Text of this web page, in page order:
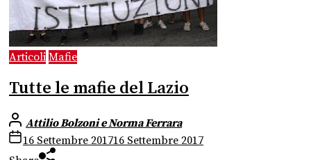
Articoli Mafie
Tutte le mafie del Lazio
Attilio Bolzoni e Norma Ferrara
16 Settembre 201716 Settembre 2017